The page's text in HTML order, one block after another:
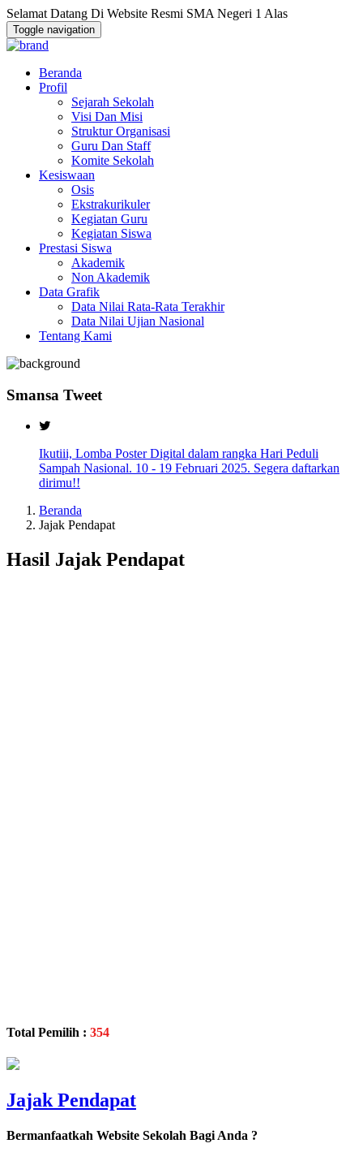
Selamat Datang Di Website Resmi SMA Negeri 1 Alas
Toggle navigation
Beranda
Profil
Sejarah Sekolah
Visi Dan Misi
Struktur Organisasi
Guru Dan Staff
Komite Sekolah
Kesiswaan
Osis
Ekstrakurikuler
Kegiatan Guru
Kegiatan Siswa
Prestasi Siswa
Akademik
Non Akademik
Data Grafik
Data Nilai Rata-Rata Terakhir
Data Nilai Ujian Nasional
Tentang Kami
Smansa Tweet
Ikutiii, Lomba Poster Digital dalam rangka Hari Peduli
Sampah Nasional. 10 - 19 Februari 2025. Segera daftarkan
dirimu!!
Beranda
Jajak Pendapat
Hasil Jajak Pendapat
Total Pemilih : 354
Jajak Pendapat
Bermanfaatkah Website Sekolah Bagi Anda ?